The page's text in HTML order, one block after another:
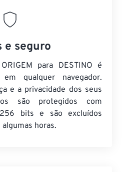
e seguro
para DESTINO é
qualquer navegador.
e a privacidade dos seus
são protegidos com
bits e são excluídos
horas.